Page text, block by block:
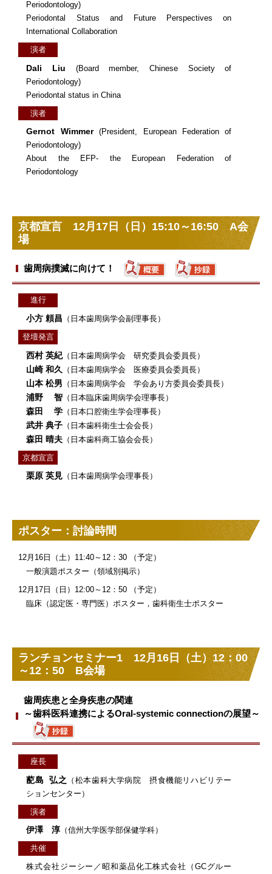
Periodontology)
Periodontal Status and Future Perspectives on
International Collaboration
演者
Dali Liu (Board member, Chinese Society of
Periodontology)
Periodontal status in China
演者
Gernot Wimmer(President, European Federation of
Periodontology)
About the EFP- the European Federation of
Periodontology
京都宣言 12月17日（日）15:10～16:50 A会
場
歯周病撲滅に向けて！
進行
小方 頼昌 （日本歯周病学会副理事長）
登壇発言
西村 英紀（日本歯周病学会 研究委員会委員長）
山崎 和久 （日本歯周病学会 医療委員会委員長）
山本 松男 （日本歯周病学会 学会あり方委員会委員長）
浦野 智 （日本臨床歯周病学会理事長）
森田 学 （日本口腔衛生学会理事長）
武井 典子 （日本歯科衛生士会会長）
森田 晴夫 （日本歯科商工協会会長）
京都宣言
栗原 英見 （日本歯周病学会理事長）
ポスター：討論時間
12月16日（土）11:40～12：30 （予定）
一般演題ポスター（領域別掲示）
12月17日（日）12:00～12：50 （予定）
臨床（認定医・専門医）ポスター，歯科衛生士ポスター
ランチョンセミナー1 12月16日（土）12：00
～12：50 B会場
歯周疾患と全身疾患の関連
～歯科医科連携によるOral-systemic connectionの展望～
座長
蓜島 弘之 （松本歯科大学病院 摂食機能リハビリテー
ションセンター）
演者
伊澤 淳（信州大学医学部保健学科）
共催
株式会社ジーシー／昭和薬品化工株式会社（GCグルー